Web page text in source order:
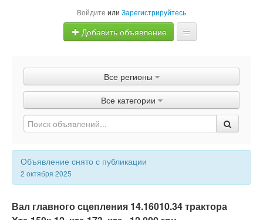
Войдите или Зарегистрируйтесь
Добавить объявление
Объявления
Быстрая продажа
Все регионы
Все категории
Объявление снято с публикации
2 октября 2025
Вал главного сцепления 14.16010.34 трактора